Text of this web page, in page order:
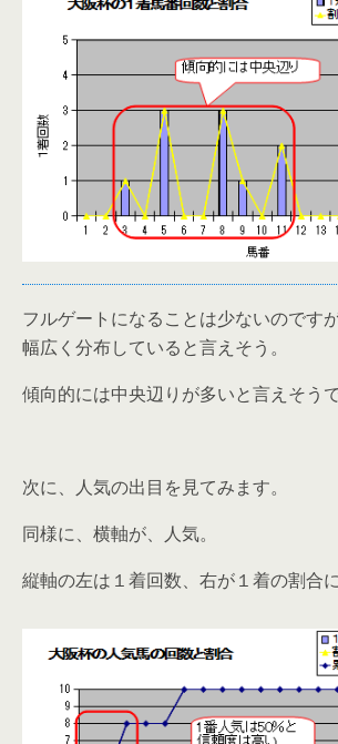
フルゲートになることは少ないのです
幅広く分布していると言えそう。
傾向的には中央辺りが多いと言えそうで
次に、人気の出目を見てみます。
同様に、横軸が、人気。
縦軸の左は１着回数、右が１着の割合に